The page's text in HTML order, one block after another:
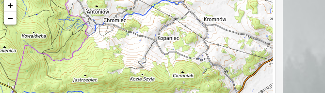
+
−